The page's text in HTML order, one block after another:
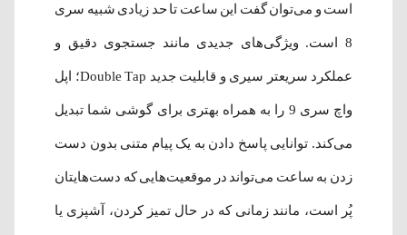
است و می‌توان گفت این ساعت تا حد زیادی شبیه سری
8 است. ویژگی‌های جدیدی مانند جستجوی دقیق و
عملکرد سریعتر سیری و قابلیت جدید Double Tap؛ اپل
واچ سری 9 را به همراه بهتری برای گوشی شما تبدیل
می‌کند. توانایی پاسخ دادن به یک پیام متنی بدون دست
زدن به ساعت می‌تواند در موقعیت‌هایی که دست‌هایتان
پُر است، مانند زمانی که در حال تمیز کردن، آشپزی یا